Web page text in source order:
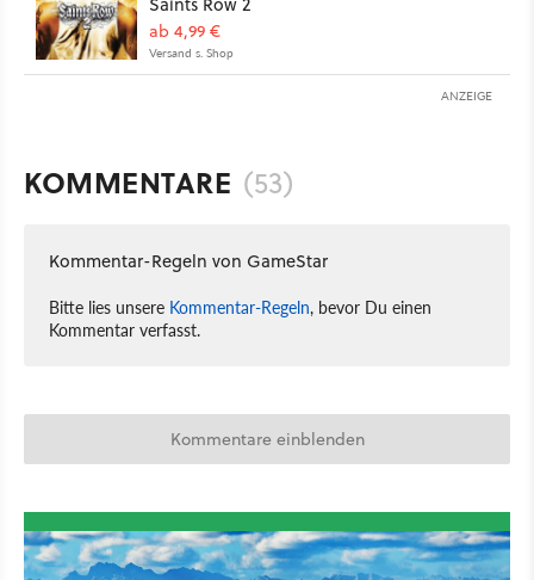
ab 4,99 €
Versand s. Shop
ANZEIGE
KOMMENTARE (53)
Kommentar-Regeln von GameStar
Bitte lies unsere Kommentar-Regeln, bevor Du einen
Kommentar verfasst.
Kommentare einblenden